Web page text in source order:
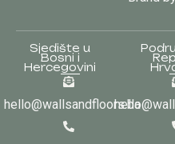
Sjedište u
Bosni i
Hercegovini
hello@wallsandfloors.ba